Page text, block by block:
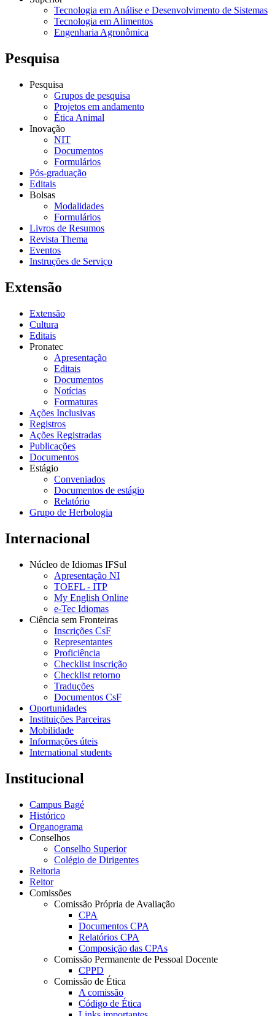
Tecnologia em Análise e Desenvolvimento de Sistemas
Tecnologia em Alimentos
Engenharia Agronômica
Pesquisa
Pesquisa
Grupos de pesquisa
Projetos em andamento
Ética Animal
Inovação
NIT
Documentos
Formulários
Pós-graduação
Editais
Bolsas
Modalidades
Formulários
Livros de Resumos
Revista Thema
Eventos
Instruções de Serviço
Extensão
Extensão
Cultura
Editais
Pronatec
Apresentação
Editais
Documentos
Notícias
Formaturas
Ações Inclusivas
Registros
Ações Registradas
Publicações
Documentos
Estágio
Conveniados
Documentos de estágio
Relatório
Grupo de Herbologia
Internacional
Núcleo de Idiomas IFSul
Apresentação NI
TOEFL - ITP
My English Online
e-Tec Idiomas
Ciência sem Fronteiras
Inscrições CsF
Representantes
Proficiência
Checklist inscrição
Checklist retorno
Traduções
Documentos CsF
Oportunidades
Instituições Parceiras
Mobilidade
Informações úteis
International students
Institucional
Campus Bagé
Histórico
Organograma
Conselhos
Conselho Superior
Colégio de Dirigentes
Reitoria
Reitor
Comissões
Comissão Própria de Avaliação
CPA
Documentos CPA
Relatórios CPA
Composição das CPAs
Comissão Permanente de Pessoal Docente
CPPD
Comissão de Ética
A comissão
Código de Ética